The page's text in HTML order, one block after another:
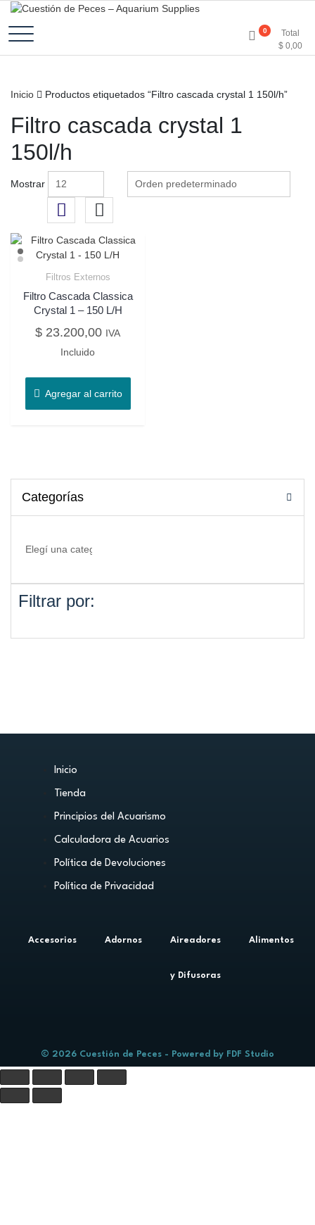
Cuestión de Peces –
Aquarium Supplies
0
Total
$ 0,00
Inicio Productos etiquetados “Filtro cascada crystal 1 150l/h”
Filtro cascada crystal 1
150l/h
Mostrar
Filtros Externos
Filtro Cascada Classica
Crystal 1 – 150 L/H
$ 23.200,00 IVA
Incluido
Agregar al carrito
Categorías
Filtrar por:
Inicio
Tienda
Principios del Acuarismo
Calculadora de Acuarios
Política de Devoluciones
Política de Privacidad
Accesorios Adornos Aireadores
y Difusoras
Alimentos
© 2026 Cuestión de Peces - Powered by FDF Studio